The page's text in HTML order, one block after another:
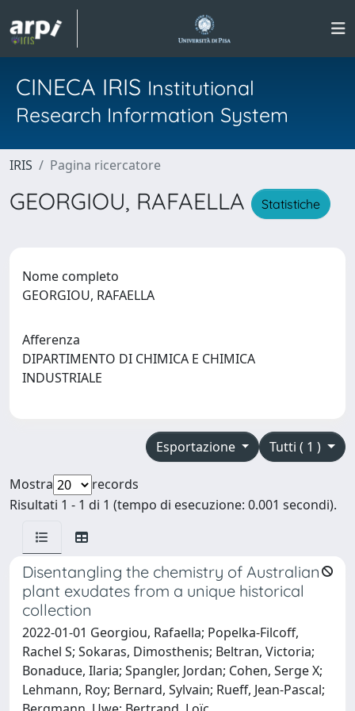
CINECA IRIS Institutional
Research Information System
IRIS Pagina ricercatore
GEORGIOU, RAFAELLA Statistiche
Nome completo
GEORGIOU, RAFAELLA
Afferenza
DIPARTIMENTO DI CHIMICA E CHIMICA
INDUSTRIALE
Tutti ( 1 )
Esportazione
Mostra
records
Risultati 1 - 1 di 1 (tempo di esecuzione: 0.001 secondi).
Disentangling the chemistry of Australian
plant exudates from a unique historical
collection
2022-01-01 Georgiou, Rafaella; Popelka-Filcoff,
Rachel S; Sokaras, Dimosthenis; Beltran, Victoria;
Bonaduce, Ilaria; Spangler, Jordan; Cohen, Serge X;
Lehmann, Roy; Bernard, Sylvain; Rueff, Jean-Pascal;